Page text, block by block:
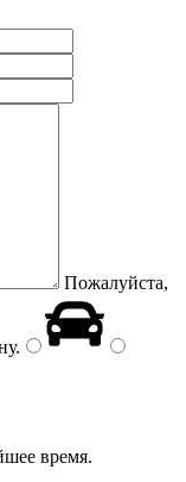
Пожалуйста,
.
время.